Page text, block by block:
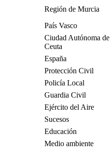
Región de Murcia
País Vasco
Ciudad Autónoma de
Ceuta
España
Protección Civil
Policía Local
Guardia Civil
Ejército del Aire
Sucesos
Educación
Medio ambiente